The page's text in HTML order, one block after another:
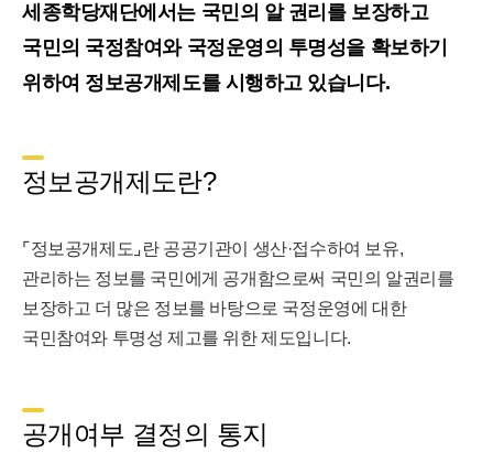
세종학당재단에서는 국민의 알 권리를 보장하고
국민의 국정참여와 국정운영의 투명성을 확보하기
위하여 정보공개제도를 시행하고 있습니다.
정보공개제도란?
⌜정보공개제도⌟란 공공기관이 생산·접수하여 보유,
관리하는 정보를 국민에게 공개함으로써 국민의 알권리를
보장하고 더 많은 정보를 바탕으로 국정운영에 대한
국민참여와 투명성 제고를 위한 제도입니다.
공개여부 결정의 통지